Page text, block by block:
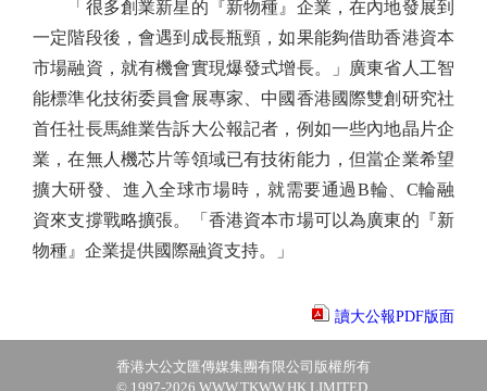
「很多創業新星的『新物種』企業，在內地發展到
一定階段後，會遇到成長瓶頸，如果能夠借助香港資本
市場融資，就有機會實現爆發式增長。」廣東省人工智
能標準化技術委員會展專家、中國香港國際雙創研究社
首任社長馬維業告訴大公報記者，例如一些內地晶片企
業，在無人機芯片等領域已有技術能力，但當企業希望
擴大研發、進入全球市場時，就需要通過B輪、C輪融
資來支撐戰略擴張。「香港資本市場可以為廣東的『新
物種』企業提供國際融資支持。」
讀大公報PDF版面
香港大公文匯傳媒集團有限公司版權所有
© 1997-2026 WWW.TKWW.HK LIMITED.